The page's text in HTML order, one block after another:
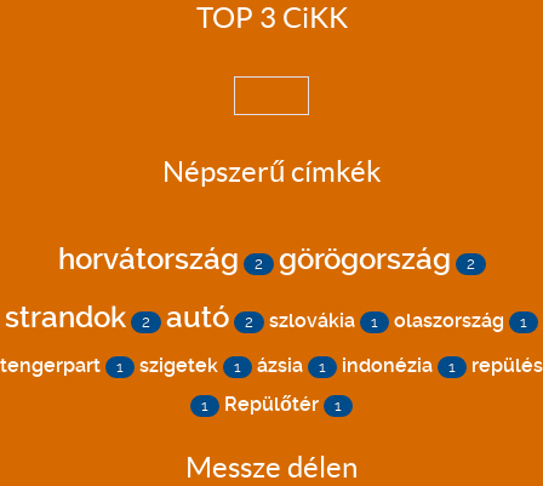
TOP 3 CiKK
Népszerű címkék
horvátország 2 görögország 2
strandok 2 autó 2 szlovákia 1 olaszország 1
tengerpart 1 szigetek 1 ázsia 1 indonézia 1 repülés
1 Repülőtér 1
Messze délen